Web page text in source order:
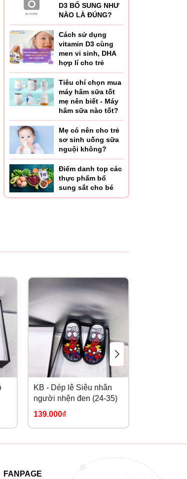
D3 BỔ SUNG NHƯ
NÀO LÀ ĐÚNG?
Cách sử dụng
vitamin D3 cùng
men vi sinh, DHA
hợp lí cho trẻ
Tiêu chí chọn mua
máy hâm sữa tốt
mẹ nên biết - Máy
hâm sữa nào tốt?
Mẹ có nên cho trẻ
sơ sinh uống sữa
nguội không?
Điểm danh top các
thực phẩm bổ
sung sắt cho bé
KB - Dép lê Siêu nhân
người nhện đen (24-35)
139.000₫
FANPAGE